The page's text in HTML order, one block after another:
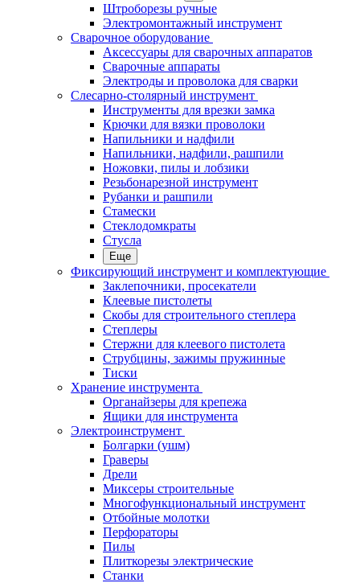
Штроборезы ручные
Электромонтажный инструмент
Сварочное оборудование
Аксессуары для сварочных аппаратов
Сварочные аппараты
Электроды и проволока для сварки
Слесарно-столярный инструмент
Инструменты для врезки замка
Крючки для вязки проволоки
Напильники и надфили
Напильники, надфили, рашпили
Ножовки, пилы и лобзики
Резьбонарезной инструмент
Рубанки и рашпили
Стамески
Стеклодомкраты
Стусла
Еще
Фиксирующий инструмент и комплектующие
Заклепочники, просекатели
Клеевые пистолеты
Скобы для строительного степлера
Степлеры
Стержни для клеевого пистолета
Струбцины, зажимы пружинные
Тиски
Хранение инструмента
Органайзеры для крепежа
Ящики для инструмента
Электроинструмент
Болгарки (ушм)
Граверы
Дрели
Миксеры строительные
Многофункциональный инструмент
Отбойные молотки
Перфораторы
Пилы
Плиткорезы электрические
Станки